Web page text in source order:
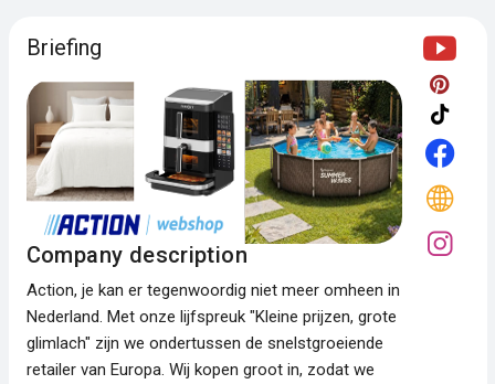
Briefing
Company description
Action, je kan er tegenwoordig niet meer omheen in
Nederland. Met onze lijfspreuk "Kleine prijzen, grote
glimlach" zijn we ondertussen de snelstgroeiende
retailer van Europa. Wij kopen groot in, zodat we